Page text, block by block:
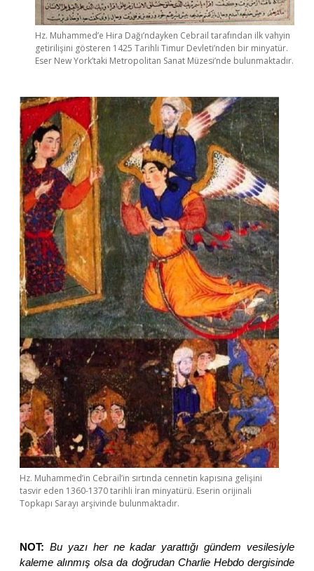
Hz. Muhammed’e Hira Dağı’ndayken Cebrail tarafından ilk vahyin
getirilişini gösteren 1425 Tarihli Timur Devleti’nden bir minyatür.
Eser New York’taki Metropolitan Sanat Müzesi’nde bulunmaktadır.
Hz. Muhammed’in Cebrail’in sırtında cennetin kapısına gelişini
tasvir eden 1360-1370 tarihli İran minyatürü. Eserin orijinali
Topkapı Sarayı arşivinde bulunmaktadır.
NOT: Bu yazı her ne kadar yarattığı gündem vesilesiyle
kaleme alınmış olsa da doğrudan Charlie Hebdo dergisinde